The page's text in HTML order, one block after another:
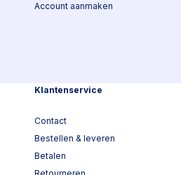
Account aanmaken
Klantenservice
Contact
Bestellen & leveren
Betalen